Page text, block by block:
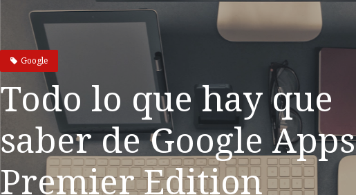
Google
Todo lo que hay que
saber de Google Apps
Premier Edition